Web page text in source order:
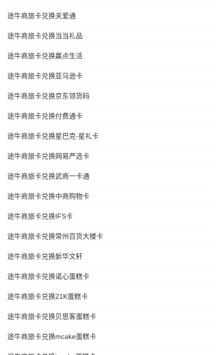
途牛商旅卡兑换关爱通
途牛商旅卡兑换当当礼品
途牛商旅卡兑换赢点生活
途牛商旅卡兑换亚马逊卡
途牛商旅卡兑换京东领货码
途牛商旅卡兑换付费通卡
途牛商旅卡兑换星巴克-星礼卡
途牛商旅卡兑换网易严选卡
途牛商旅卡兑换武商一卡通
途牛商旅卡兑换中商购物卡
途牛商旅卡兑换IFS卡
途牛商旅卡兑换常州百货大楼卡
途牛商旅卡兑换新华文轩
途牛商旅卡兑换诺心蛋糕卡
途牛商旅卡兑换21K蛋糕卡
途牛商旅卡兑换贝思客蛋糕卡
途牛商旅卡兑换mcake蛋糕卡